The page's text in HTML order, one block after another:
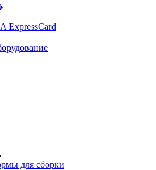
ExpressCard
для сборки